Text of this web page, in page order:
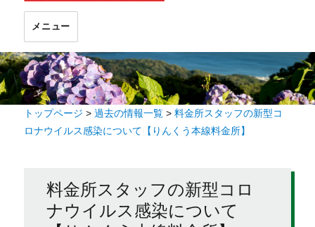
メニュー
トップページ >過去の情報一覧 >料金所スタッフの新型コ
ロナウイルス感染について【りんくう本線料金所】
料金所スタッフの新型コロ
ナウイルス感染について